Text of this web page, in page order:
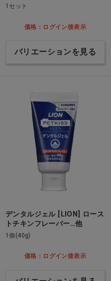
1セット
価格：ログイン後表示
バリエーションを見る
デンタルジェル [LION] ロース
トチキンフレーバー…他
1個(40g)
価格：ログイン後表示